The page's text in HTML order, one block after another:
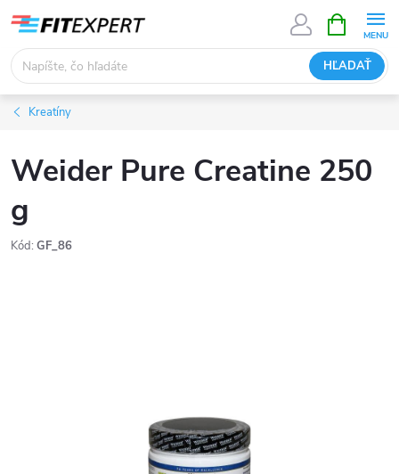
obsah
HĽADAŤ
KOŠÍK
Kreatíny
Weider Pure Creatine 250
g
Kód: GF_86